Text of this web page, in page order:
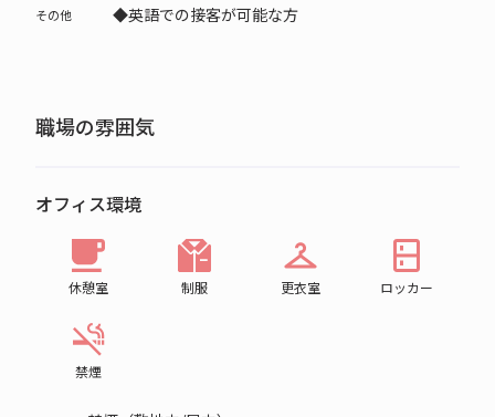
その他 ◆英語での接客が可能な方
職場の雰囲気
オフィス環境
休憩室 制服 更衣室 ロッカー
禁煙